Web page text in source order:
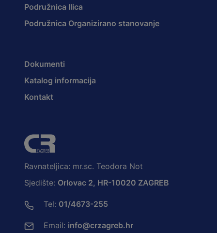
Podružnica Ilica
Podružnica Organizirano stanovanje
Dokumenti
Katalog informacija
Kontakt
Ravnateljica: mr.sc. Teodora Not
Sjedište: Orlovac 2, HR-10020 ZAGREB
Tel: 01/4673-255
Email: info@crzagreb.hr